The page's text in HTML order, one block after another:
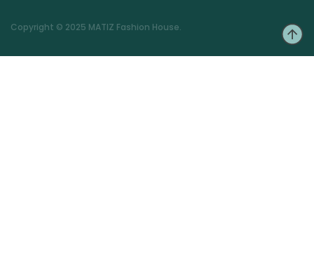
Copyright © 2025 MATIZ Fashion House.